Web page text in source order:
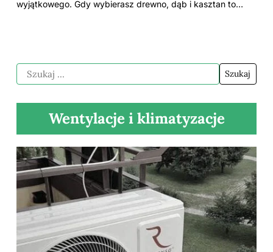
wyjątkowego. Gdy wybierasz drewno, dąb i kasztan to…
Wentylacje i klimatyzacje